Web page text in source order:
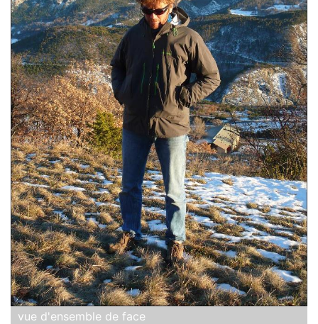
vue d'ensemble de face